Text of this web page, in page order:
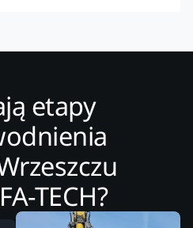
etapy
TECH?